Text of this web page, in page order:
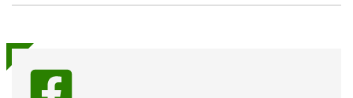
(Twitter)